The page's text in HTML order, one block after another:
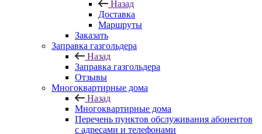
Назад
Доставка
Маршруты
Заказать
Заправка газгольдера
Назад
Заправка газгольдера
Отзывы
Многоквартирные дома
Назад
Многоквартирные дома
Перечень пунктов обслуживания абонентов
с адресами и телефонами